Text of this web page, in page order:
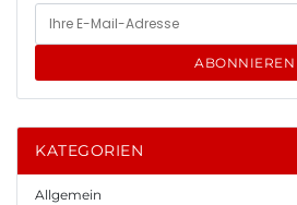
ABONNIEREN
KATEGORIEN
Allgemein